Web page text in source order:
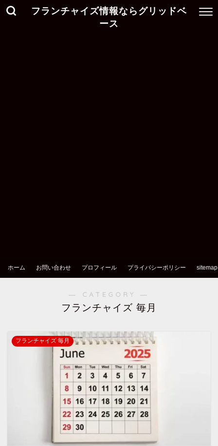
フランチャイズ情報ならグリッドベ
ース
ホーム お問い合わせ プロフィール プライバシーポリシー sitemap
― CATEGORY ―
フランチャイズ 毎月
フランチャイズ 毎月